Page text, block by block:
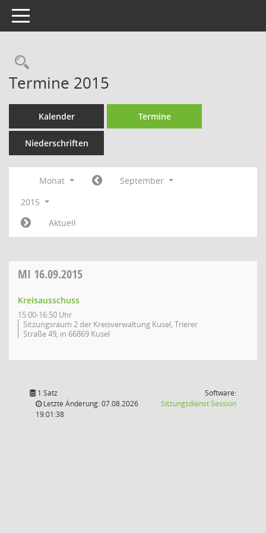
Toggle navigation
Rechercheauswahl
Termine 2015
Kalender Termine
Niederschriften
Monat
September
2015
Aktuell
MI 16.09.2015
Kreisausschuss
15:00-16:50 Uhr
Sitzungsraum 2 der Kreisverwaltung Kusel, Trierer
Straße 49, in 66869 Kusel
1 Satz
Letzte Änderung: 07.08.2026
19:01:38
Software:
SitzungsdienstSession(Wird in